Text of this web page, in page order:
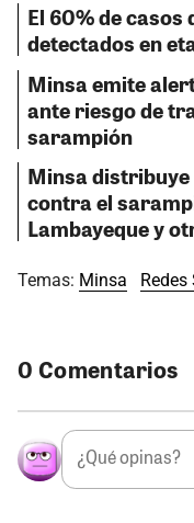
El 60% de
detectados en
Minsa emite
ante riesgo de
sarampión
Minsa distribuye
contra el
Lambayeque y
Temas: Minsa
0 Comentarios